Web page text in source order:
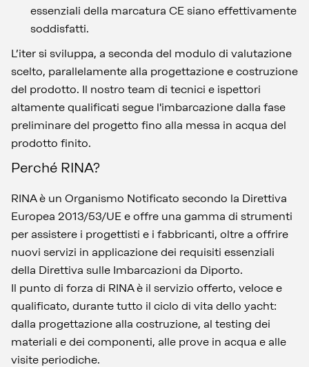
essenziali della marcatura CE siano effettivamente
soddisfatti.
L’iter si sviluppa, a seconda del modulo di valutazione
scelto, parallelamente alla progettazione e costruzione
del prodotto. Il nostro team di tecnici e ispettori
altamente qualificati segue l'imbarcazione dalla fase
preliminare del progetto fino alla messa in acqua del
prodotto finito.
Perché RINA?
RINA è un Organismo Notificato secondo la Direttiva
Europea 2013/53/UE e offre una gamma di strumenti
per assistere i progettisti e i fabbricanti, oltre a offrire
nuovi servizi in applicazione dei requisiti essenziali
della Direttiva sulle Imbarcazioni da Diporto.
Il punto di forza di RINA è il servizio offerto, veloce e
qualificato, durante tutto il ciclo di vita dello yacht:
dalla progettazione alla costruzione, al testing dei
materiali e dei componenti, alle prove in acqua e alle
visite periodiche.